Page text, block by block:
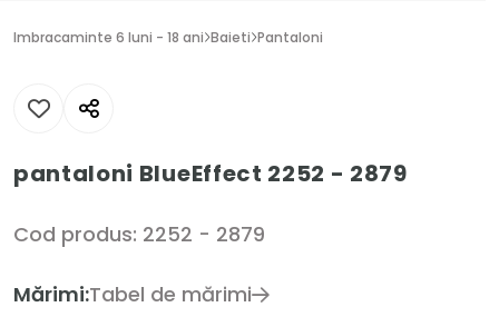
Imbracaminte 6 luni - 18 ani Baieti Pantaloni
pantaloni BlueEffect 2252 - 2879
Cod produs: 2252 - 2879
Mărimi:Tabel de mărimi